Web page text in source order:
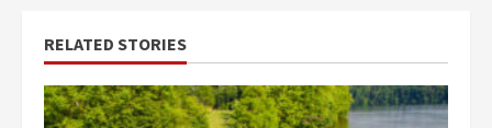
RELATED STORIES